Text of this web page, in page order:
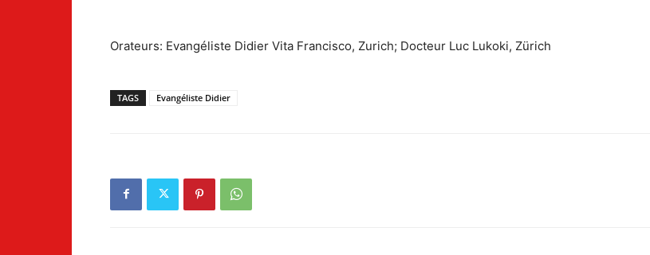
Orateurs: Evangéliste Didier Vita Francisco, Zurich; Docteur Luc Lukoki, Zürich
TAGS Evangéliste Didier